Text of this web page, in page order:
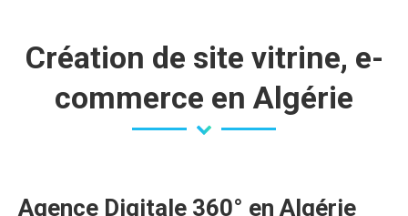
dans
une
nouvelle
fenêtre
une
nouvelle
fenêtre
Création de site vitrine, e-
commerce en Algérie
Agence Digitale 360° en Algérie